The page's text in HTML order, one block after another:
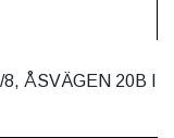
ÅSVÄGEN 20B I